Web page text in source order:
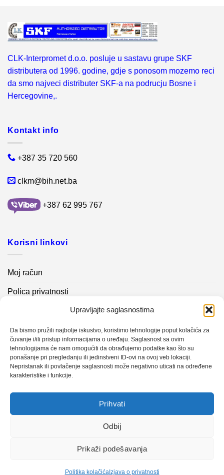
Upravljajte saglasnostima
Da bismo pružili najbolje iskustvo, koristimo tehnologije poput kolačića za
čuvanje i/ili pristup informacijama o uređaju. Saglasnost sa ovim
tehnologijama će nam omogućiti da obrađujemo podatke kao što su
ponašanje pri pregledanju ili jedinstveni ID-ovi na ovoj veb lokaciji.
Nepristanak ili povlačenje saglasnosti može negativno uticati na određene
karakteristike i funkcije.
Prihvati
Odbij
Prikaži podešavanja
Politika kolačićaIzjava o privatnosti
CLK-Interpromet d.o.o. posluje u sastavu grupe SKF
distributera od 1996. godine, gdje s ponosom mozemo reci
da smo najveci distributer SKF-a na podrucju Bosne i
Hercegovine,.
Kontakt info
+387 35 720 560
clkm@bih.net.ba
+387 62 995 767
Korisni linkovi
Moj račun
Polica privatnosti
Kontakt info
Novosti
Sistem mjerenja vibracija – papir mašina 4
Certificirani partner za održavanje